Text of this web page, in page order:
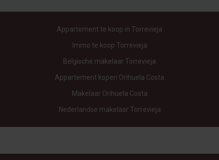
Appartement te koop in Torrevieja
Immo te koop Torrevieja
Belgische makelaar Torrevieja
Appartement kopen Orihuela Costa
Makelaar Orihuela Costa
Nederlandse makelaar Torrevieja